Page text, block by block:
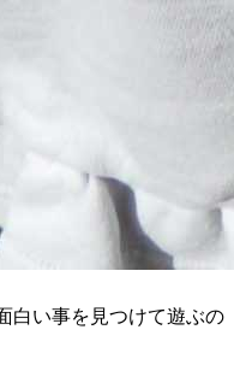
白い事を見つけて遊ぶの